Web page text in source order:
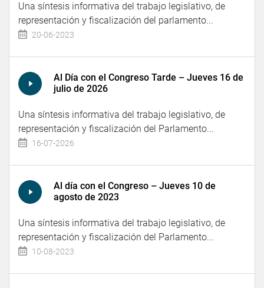
Una síntesis informativa del trabajo legislativo, de
representación y fiscalización del parlamento...
20-06-2023
Al Día con el Congreso Tarde – Jueves 16 de
julio de 2026
Una síntesis informativa del trabajo legislativo, de
representación y fiscalización del Parlamento...
16-07-2026
Al día con el Congreso – Jueves 10 de
agosto de 2023
Una síntesis informativa del trabajo legislativo, de
representación y fiscalización del Parlamento...
10-08-2023